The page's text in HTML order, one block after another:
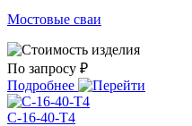
Мостовые сваи
По запросу ₽
Подробнее
С-16-40-Т4